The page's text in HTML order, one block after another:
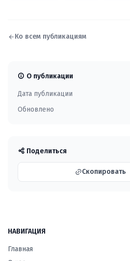
Ко всем публикациям
О публикации
Дата публикации
Обновлено
Поделиться
Скопировать
НАВИГАЦИЯ
Главная